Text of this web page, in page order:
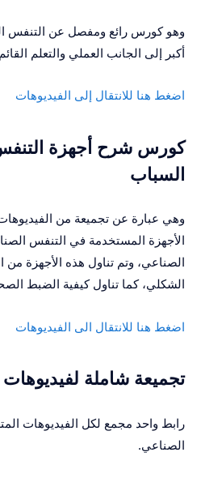
وهو كورس رائع ومفصل عن التنفس
أكبر إلى الجانب العملي والتعلم
اضغط هنا للانتقال إلى الفيديوهات
كورس شرح أجهزة
السباب
وهي عبارة عن تجميعة من
الأجهزة المستخدمة في التنفس
الصناعي، وتم تناول هذه الأجهزة من
الشكلي، كما تناول كيفية الضبط
اضغط هنا للانتقال الى الفيديوهات
تجميعة شاملة
رابط واحد مجمع لكل الفيديوهات
الصناعي.